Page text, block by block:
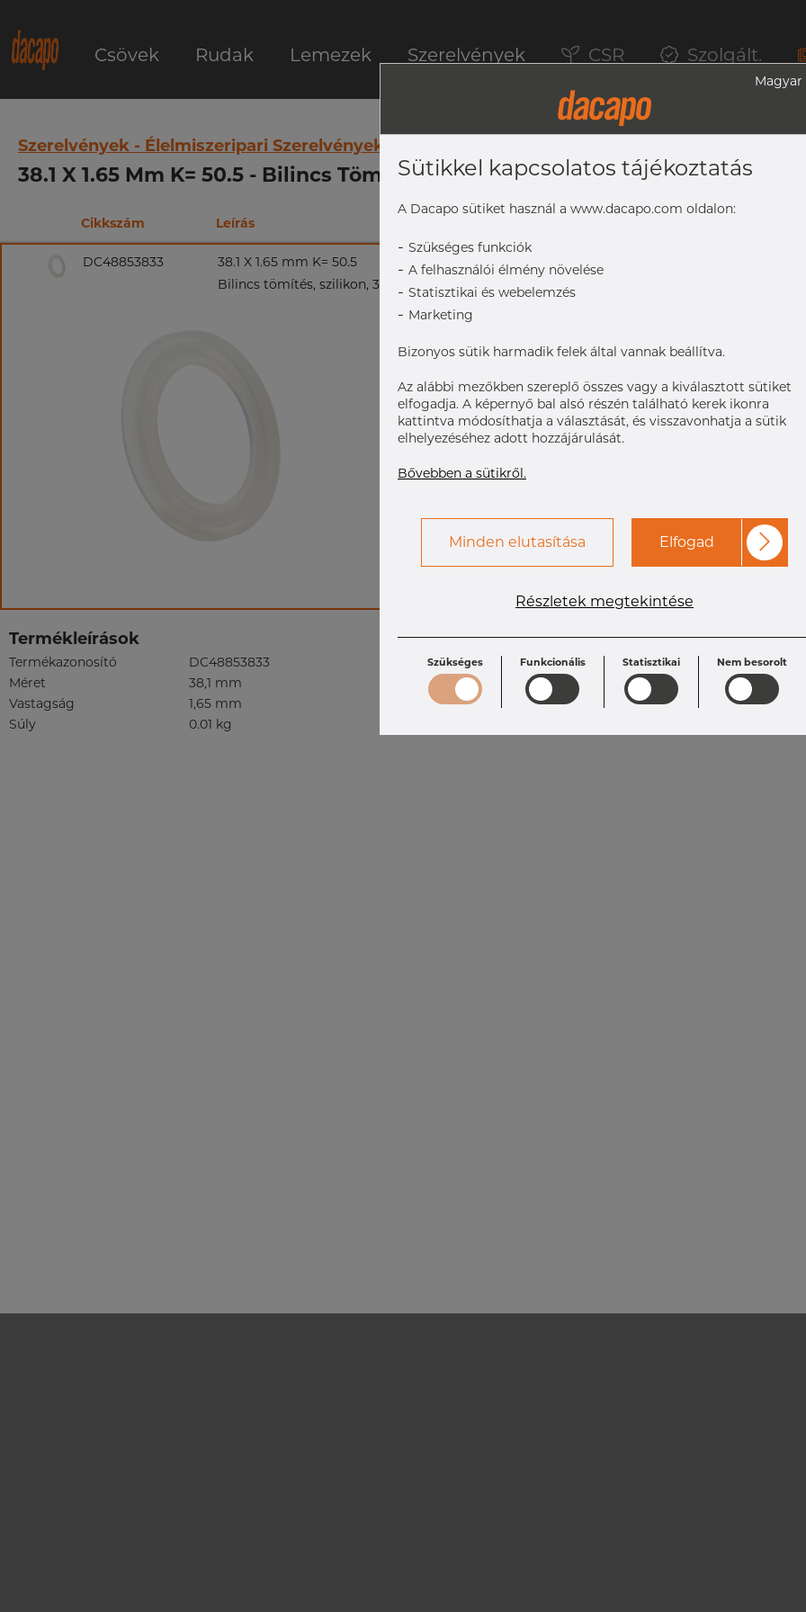
Csövek Rudak Lemezek Szerelvények CSR Szolgált.
Szerelvények - Élelmiszeripari Szerelvények
38.1 X 1.65 Mm K= 50.5 - Bilincs Tömítés, Szilikon, 3A, K=50,5
Cikkszám Leírás
DC48853833
38.1 X 1.65 mm K= 50.5
Bilincs tömítés, szilikon, 3A, K=50,5
Termékleírások
Termékazonosító
DC48853833
Méret
38,1 mm
Vastagság
1,65 mm
Súly
0.01 kg
Magyar
Sütikkel kapcsolatos tájékoztatás
A Dacapo sütiket használ a www.dacapo.com oldalon:
- Szükséges funkciók
- A felhasználói élmény növelése
- Statisztikai és webelemzés
- Marketing
Bizonyos sütik harmadik felek által vannak beállítva.
Az alábbi mezőkben szereplő összes vagy a kiválasztott sütiket
elfogadja. A képernyő bal alsó részén található kerek ikonra
kattintva módosíthatja a választását, és visszavonhatja a sütik
elhelyezéséhez adott hozzájárulását.
Bővebben a sütikről.
Minden elutasítása Elfogad
Részletek megtekintése
Szükséges Funkcionális Statisztikai Nem besorolt